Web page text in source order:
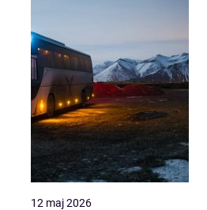
12 maj 2026